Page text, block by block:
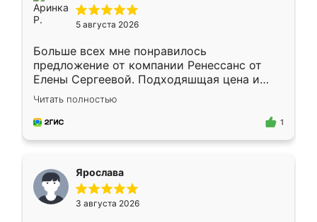
5 августа 2026
Больше всех мне понравилось
предложение от компании Ренессанс от
Елены Сергеевой. Подходяшщая цена и
короткие сроки изготовления. Приехавший
для замера сотрудник Владислав
предложил по моему эскизу самый
Читать полностью
1
Ярослава
3 августа 2026